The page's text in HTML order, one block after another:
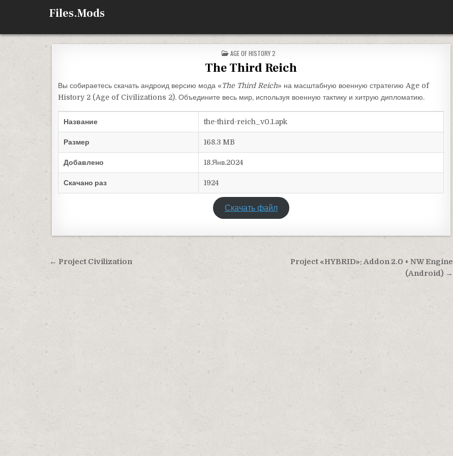
Files.Mods
ОПУБЛИКОВАНО В
AGE OF HISTORY 2
The Third Reich
Вы собираетесь скачать андроид версию мода «The Third Reich» на масштабную военную стратегию Age of
History 2 (Age of Civilizations 2). Объедините весь мир, используя военную тактику и хитрую дипломатию.
Название the-third-reich_v0.1.apk
Размер 168.3 MB
Добавлено 18.Янв.2024
Скачано раз 1924
Скачать файл
Навигация по записям
Project «HYBRID»: Addon 2.0 + NW Engine
(Android) →
← Project Civilization